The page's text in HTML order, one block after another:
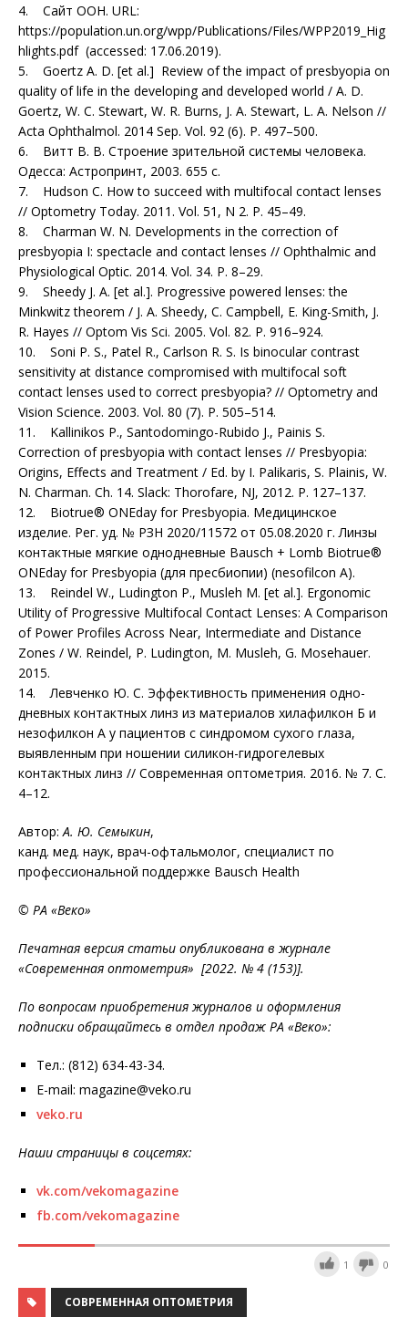
4. Сайт ООН. URL:
https://population.un.org/wpp/Publications/Files/WPP2019_Hig
hlights.pdf (accessed: 17.06.2019).
5. Goertz A. D. [et al.] Review of the impact of presbyopia on
quality of life in the developing and developed world / A. D.
Goertz, W. C. Stewart, W. R. Burns, J. A. Stewart, L. A. Nelson //
Acta Ophthalmol. 2014 Sep. Vol. 92 (6). P. 497–500.
6. Витт В. В. Строение зрительной системы человека.
Одесса: Астропринт, 2003. 655 с.
7. Hudson C. How to succeed with multifocal contact lenses
// Optometry Today. 2011. Vol. 51, N 2. P. 45–49.
8. Charman W. N. Developments in the correction of
presbyopia I: spectacle and contact lenses // Ophthalmic and
Physiological Optic. 2014. Vol. 34. P. 8–29.
9. Sheedy J. A. [et al.]. Progressive powered lenses: the
Minkwitz theorem / J. A. Sheedy, C. Campbell, E. King-Smith, J.
R. Hayes // Optom Vis Sci. 2005. Vol. 82. P. 916–924.
10. Soni P. S., Patel R., Carlson R. S. Is binocular contrast
sensitivity at distance compromised with multifocal soft
contact lenses used to correct presbyopia? // Optometry and
Vision Science. 2003. Vol. 80 (7). P. 505–514.
11. Kallinikos P., Santodomingo-Rubido J., Painis S.
Correction of presbyopia with contact lenses // Presbyopia:
Origins, Effects and Treatment / Ed. by I. Palikaris, S. Plainis, W.
N. Charman. Ch. 14. Slack: Thorofare, NJ, 2012. P. 127–137.
12. Biotrue® ONEday for Presbyopia. Медицинское
изделие. Рег. уд. № РЗН 2020/11572 от 05.08.2020 г. Линзы
контактные мягкие однодневные Bausch + Lomb Biotrue®
ONEday for Presbyopia (для пресбиопии) (nesofilcon А).
13. Reindel W., Ludington P., Musleh M. [et al.]. Ergonomic
Utility of Progressive Multifocal Contact Lenses: A Comparison
of Power Profiles Across Near, Intermediate and Distance
Zones / W. Reindel, P. Ludington, M. Musleh, G. Mosehauer.
2015.
14. Левченко Ю. С. Эффективность применения одно­
дневных контактных линз из материалов хилафилкон Б и
незофилкон А у пациентов с синдромом сухого глаза,
выявленным при ношении силикон-гидрогелевых
контактных линз // Современная оптометрия. 2016. № 7. C.
4–12.
Автор:А. Ю. Семыкин,
канд. мед. наук, врач-офтальмолог, специалист по
профессиональной поддержке Bausch Health
© РА «Веко»
Печатная версия статьи опубликована в журнале
«Современная оптометрия» [2022. № 4 (153)].
По вопросам приобретения журналов и оформления
подписки обращайтесь в отдел продаж РА «Веко»:
Тел.: (812) 634-43-34.
E-mail: magazine@veko.ru
veko.ru
Наши страницы в соцсетях:
vk.com/vekomagazine
fb.com/vekomagazine
1 0
СОВРЕМЕННАЯ ОПТОМЕТРИЯ